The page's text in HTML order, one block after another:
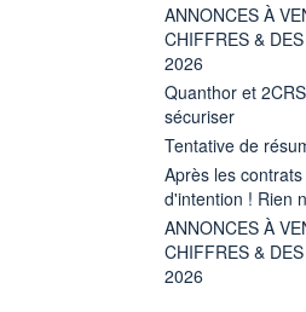
ANNONCES À
CHIFFRES &
2026
Quanthor et
sécuriser
Tentative de
Après les
d'intention ! Rien
ANNONCES À
CHIFFRES &
2026